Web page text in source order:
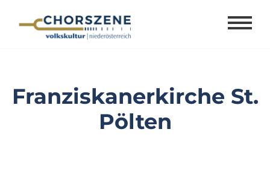
Franziskanerkirche St.
Pölten